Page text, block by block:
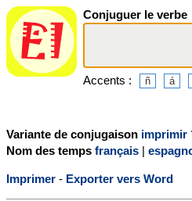
Conjuguer le verbe
Accents :
Variante de conjugaison imprimir
Nom des temps français |
Imprimer - Exporter vers Word